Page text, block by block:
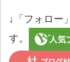
↓「フォロー
す。